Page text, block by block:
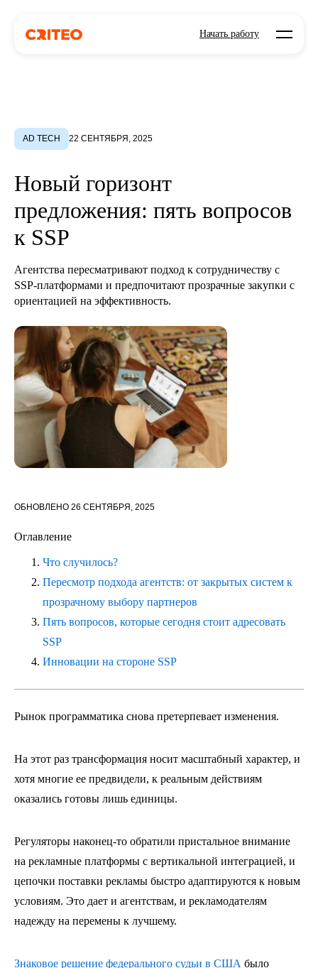
Начать работу Open
AD TECH 22 СЕНТЯБРЯ, 2025
Новый горизонт
предложения: пять вопросов
к SSP
Агентства пересматривают подход к сотрудничеству с
SSP-платформами и предпочитают прозрачные закупки с
ориентацией на эффективность.
ОБНОВЛЕНО 26 СЕНТЯБРЯ, 2025
Оглавление
Что случилось?
Пересмотр подхода агентств: от закрытых систем к
прозрачному выбору партнеров
Пять вопросов, которые сегодня стоит адресовать
SSP
Инновации на стороне SSP
Рынок программатика снова претерпевает изменения.
На этот раз трансформация носит масштабный характер, и
хотя многие ее предвидели, к реальным действиям
оказались готовы лишь единицы.
Регуляторы наконец-то обратили пристальное внимание
на рекламные платформы с вертикальной интеграцией, и
цепочки поставки рекламы быстро адаптируются к новым
условиям. Это дает и агентствам, и рекламодателям
надежду на перемены к лучшему.
Знаковое решение федерального судьи в США было